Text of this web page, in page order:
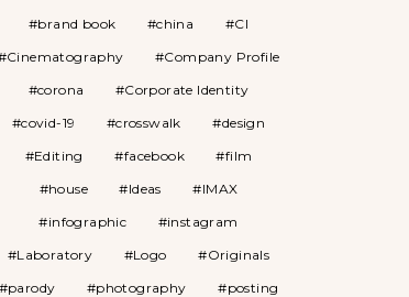
brand book
china
CI
Cinematography
Company Profile
corona
Corporate Identity
covid-19
crosswalk
design
Editing
facebook
film
house
Ideas
IMAX
infographic
instagram
Laboratory
Logo
Originals
parody
photography
posting